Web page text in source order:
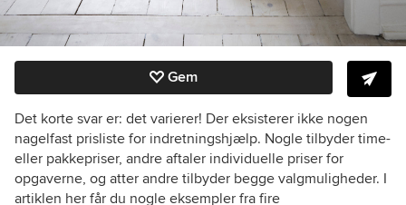
Gem
Det korte svar er: det varierer! Der eksisterer ikke nogen
nagelfast prisliste for indretningshjælp. Nogle tilbyder time-
eller pakkepriser, andre aftaler individuelle priser for
opgaverne, og atter andre tilbyder begge valgmuligheder. I
artiklen her får du nogle eksempler fra fire